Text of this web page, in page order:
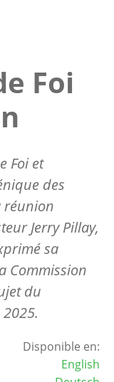
Foi
Foi et
des
réunion
Jerry Pillay,
sa
Commission
du
Disponible en:
English